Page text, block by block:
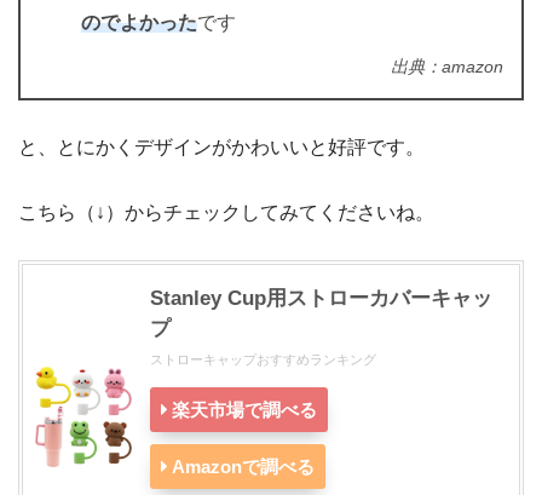
のでよかったです
出典：amazon
と、とにかくデザインがかわいいと好評です。
こちら（↓）からチェックしてみてくださいね。
Stanley Cup用ストローカバーキャッ
プ
ストローキャップおすすめランキング
楽天市場で調べる
Amazonで調べる